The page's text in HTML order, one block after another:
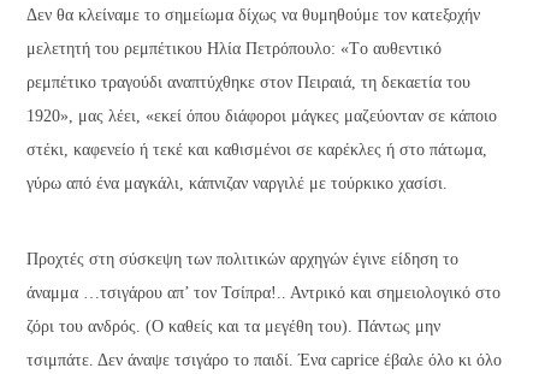
Δεν θα κλείναμε το σημείωμα δίχως να θυμηθούμε τον κατεξοχήν
μελετητή του ρεμπέτικου Ηλία Πετρόπουλο: «Tο αυθεντικό
ρεμπέτικο τραγούδι αναπτύχθηκε στον Πειραιά, τη δεκαετία του
1920», μας λέει, «εκεί όπου διάφοροι μάγκες μαζεύονταν σε κάποιο
στέκι, καφενείο ή τεκέ και καθισμένοι σε καρέκλες ή στο πάτωμα,
γύρω από ένα μαγκάλι, κάπνιζαν ναργιλέ με τούρκικο χασίσι.
Προχτές στη σύσκεψη των πολιτικών αρχηγών έγινε είδηση το
άναμμα …τσιγάρου απ’ τον Τσίπρα!.. Αντρικό και σημειολογικό στο
ζόρι του ανδρός. (Ο καθείς και τα μεγέθη του). Πάντως μην
τσιμπάτε. Δεν άναψε τσιγάρο το παιδί. Ένα caprice έβαλε όλο κι όλο